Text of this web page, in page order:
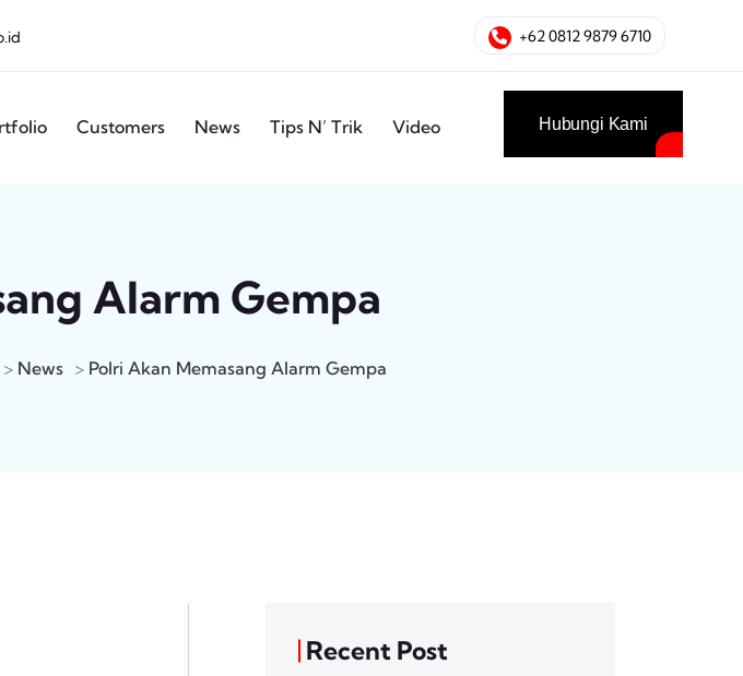
+62 0812 9879 6710
Customers News Tips N’ Trik Video Hubungi Kami
Alarm Gempa
> News > Polri Akan Memasang Alarm Gempa
Recent Post